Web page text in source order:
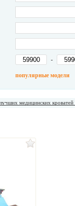
-
популярные модели
медицинских